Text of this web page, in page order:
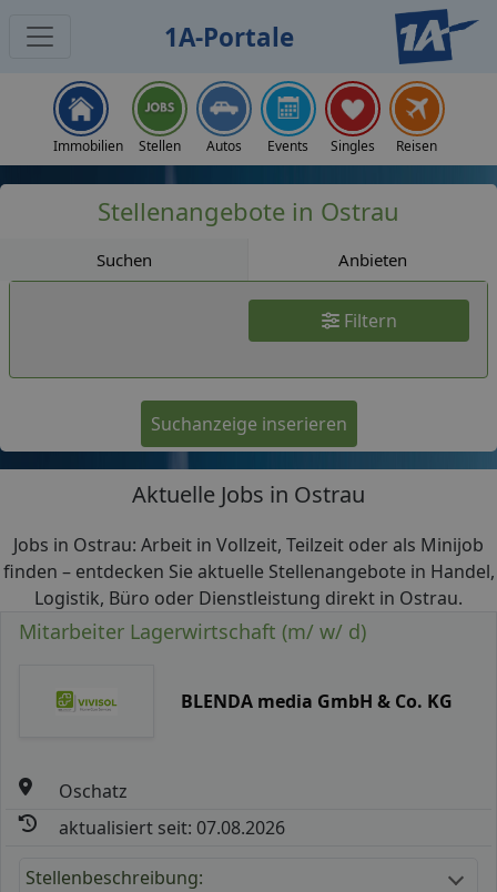
1A-Portale
Immobilien Stellen Autos Events Singles Reisen
Stellenangebote in Ostrau
Suchen Anbieten
Filtern
Suchanzeige inserieren
Aktuelle Jobs in Ostrau
Jobs in Ostrau: Arbeit in Vollzeit, Teilzeit oder als Minijob
finden – entdecken Sie aktuelle Stellenangebote in Handel,
Logistik, Büro oder Dienstleistung direkt in Ostrau.
Mitarbeiter Lagerwirtschaft (m/ w/ d)
BLENDA media GmbH & Co. KG
Oschatz
aktualisiert seit: 07.08.2026
Stellenbeschreibung: